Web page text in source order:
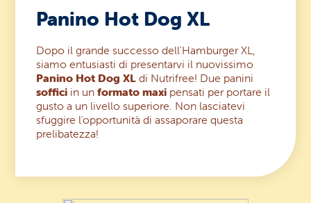
Sorridi, è Nutrifree
Sostenibilità
Novità e Promo
Contatti
Iscriviti alla Nutriletter
Panino Hot Dog XL
Dopo il grande successo dell'Hamburger XL,
siamo entusiasti di presentarvi il nuovissimo
Panino Hot Dog XL di Nutrifree! Due panini
soffici in unformato maxi pensati per portare il
gusto a un livello superiore. Non lasciatevi
sfuggire l'opportunità di assaporare questa
prelibatezza!